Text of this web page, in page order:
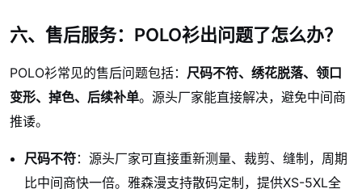
六、售后服务：POLO衫出问题了怎么办？
POLO衫常见的售后问题包括： 尺码不符、绣花脱落、领口
变形、掉色、后续补单。源头厂家能直接解决，避免中间商
推诿。
尺码不符：源头厂家可直接重新测量、裁剪、缝制，周期
比中间商快一倍。雅森漫支持散码定制，提供XS-5XL全